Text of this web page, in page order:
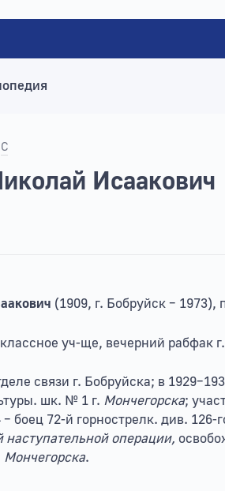
С
Исаакович
(1909, г. Бобруйск – 1973),
уч-ще, вечерний рабфак
связи г. Бобруйска; в
шк. № 1 г. Мончегорска;
боец 72-й горнострелк. див. 126-
операции,
Мончегорска.